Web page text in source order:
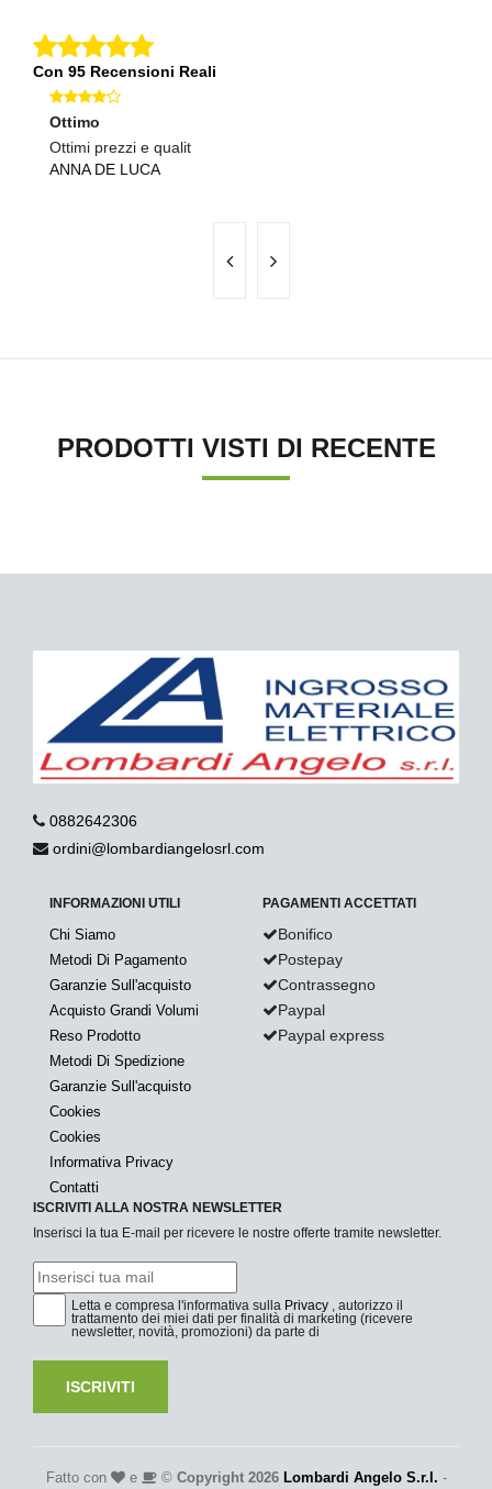
Con 95 Recensioni Reali
Ottimo
Ottimi prezzi e qualit
ANNA DE LUCA
PRODOTTI VISTI DI RECENTE
0882642306
ordini@lombardiangelosrl.com
INFORMAZIONI UTILI
Chi Siamo
Metodi Di Pagamento
Garanzie Sull'acquisto
Acquisto Grandi Volumi
Reso Prodotto
Metodi Di Spedizione
Garanzie Sull'acquisto
Cookies
Cookies
Informativa Privacy
Contatti
PAGAMENTI ACCETTATI
Bonifico
Postepay
Contrassegno
Paypal
Paypal express
ISCRIVITI ALLA NOSTRA NEWSLETTER
Inserisci la tua E-mail per ricevere le nostre offerte tramite newsletter.
Letta e compresa l'informativa sulla Privacy , autorizzo il
trattamento dei miei dati per finalità di marketing (ricevere
newsletter, novità, promozioni) da parte di
ISCRIVITI
Fatto con e © Copyright 2026 Lombardi Angelo S.r.l. -